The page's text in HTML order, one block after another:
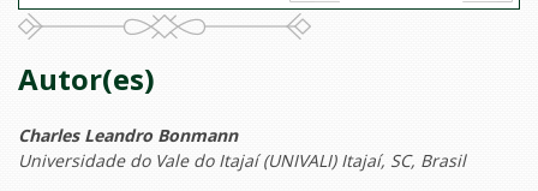
Autor(es)
Charles Leandro Bonmann
Universidade do Vale do Itajaí (UNIVALI) Itajaí, SC, Brasil